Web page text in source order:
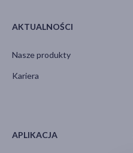
AKTUALNOŚCI
Nasze produkty
Kariera
APLIKACJA